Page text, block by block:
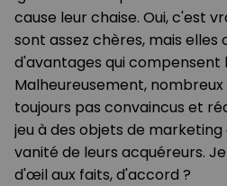
cause leur chaise. Oui, c'est
sont assez chères, mais
d'avantages qui
Malheureusement,
toujours pas convaincus et
jeu à des objets de
vanité de leurs acquéreurs.
d'œil aux faits, d'accord ?